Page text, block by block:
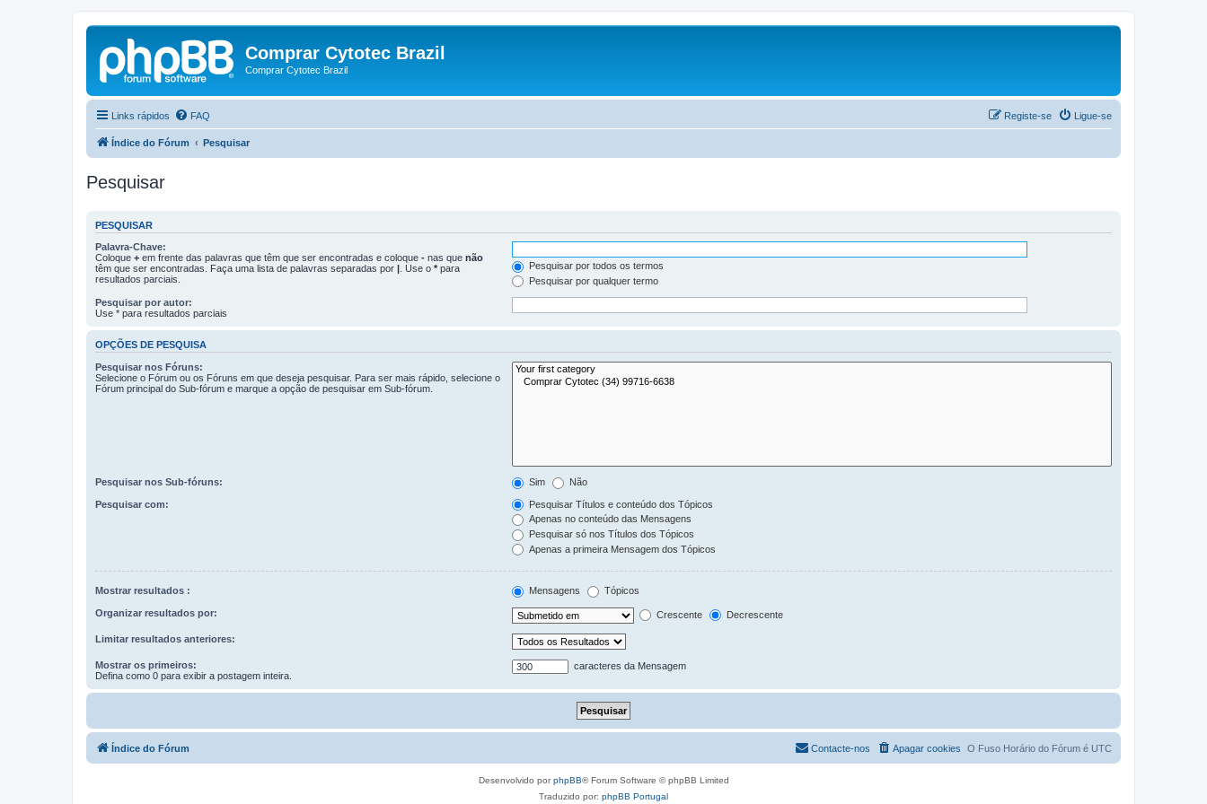
Comprar Cytotec Brazil
Comprar Cytotec Brazil
Links rápidos FAQ Ligue-se
Registe-se
Índice do Fórum Pesquisar
Pesquisar
PESQUISAR
Palavra-Chave:
Coloque + em frente das palavras que têm que ser encontradas e coloque - nas que não
têm que ser encontradas. Faça uma lista de palavras separadas por | . Use o * para
resultados parciais.
Pesquisar por todos os termos
Pesquisar por qualquer termo
Pesquisar por autor:
Use * para resultados parciais
OPÇÕES DE PESQUISA
Pesquisar nos Fóruns:
Selecione o Fórum ou os Fóruns em que deseja pesquisar. Para ser mais rápido, selecione o
Fórum principal do Sub-fórum e marque a opção de pesquisar em Sub-fórum.
Pesquisar nos Sub-fóruns: Sim Não
Pesquisar com:
Pesquisar Títulos e conteúdo dos Tópicos
Apenas no conteúdo das Mensagens
Pesquisar só nos Títulos dos Tópicos
Apenas a primeira Mensagem dos Tópicos
Mostrar resultados : Mensagens Tópicos
Organizar resultados por: Crescente Decrescente
Limitar resultados anteriores:
Mostrar os primeiros:
Defina como 0 para exibir a postagem inteira.
caracteres da Mensagem
Índice do Fórum O Fuso Horário do Fórum é UTC
Apagar cookies
Contacte-nos
Desenvolvido porphpBB® Forum Software © phpBB Limited
Traduzido por: phpBB Portugal